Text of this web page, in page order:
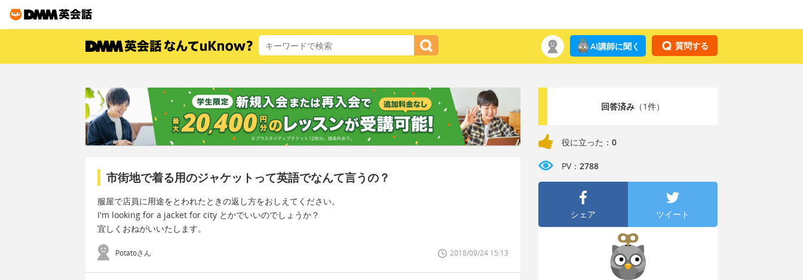
質問する
AI講師に聞く
市街地で着る用のジャケットって英語でなんて言うの？
服屋で店員に用途をとわれたときの返し方をおしえてください。
I'm looking for a jacket for city とかでいいのでしょうか？
宜しくおねがいいたします。
Potatoさん 2018/09/24 15:13
回答済み（1件）
役に立った： 0
PV： 2788
シェア ツイート